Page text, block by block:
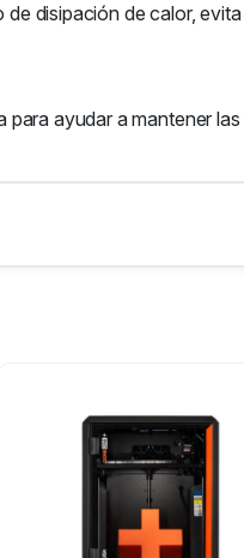
disipación de calor,
ayudar a mantener